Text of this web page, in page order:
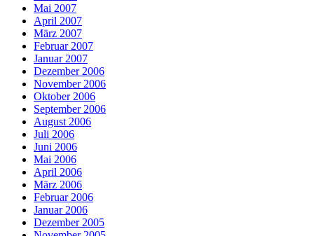
Mai 2007
April 2007
März 2007
Februar 2007
Januar 2007
Dezember 2006
November 2006
Oktober 2006
September 2006
August 2006
Juli 2006
Juni 2006
Mai 2006
April 2006
März 2006
Februar 2006
Januar 2006
Dezember 2005